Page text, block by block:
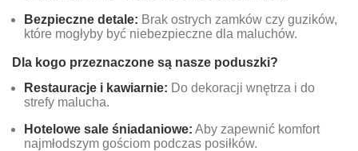
Bezpieczne detale: Brak ostrych zamków czy guzików,
które mogłyby być niebezpieczne dla maluchów.
Dla kogo przeznaczone są nasze poduszki?
Restauracje i kawiarnie: Do dekoracji wnętrza i do
strefy malucha.
Hotelowe sale śniadaniowe: Aby zapewnić komfort
najmłodszym gościom podczas posiłków.